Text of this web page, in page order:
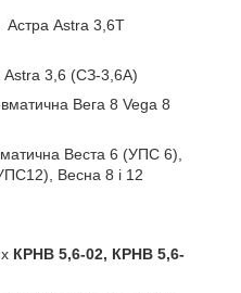
Астра Astra 3,6Т
Astra 3,6 (СЗ-3,6А)
Вега 8 Vega 8
Веста 6 (УПС 6),
Весна 8 і 12
КРНВ 5,6-02, КРНВ 5,6-